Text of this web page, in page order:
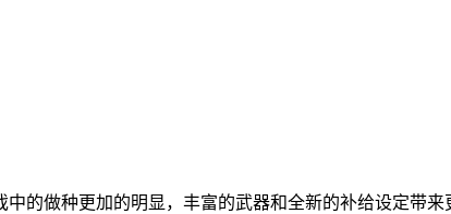
的做种更加的明显，丰富的武器和全新的补给设定带